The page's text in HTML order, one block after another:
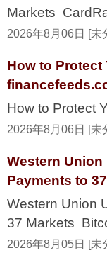
Markets
2026年8月06日 [未
How to
How to Protect
2026年8月06日 [未
Western
Payments to
Western Union
37 Markets
2026年8月05日 [未